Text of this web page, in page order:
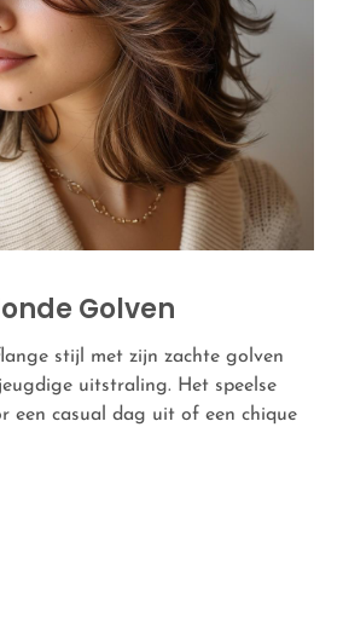
Golven
stijl met zijn zachte golven
uitstraling. Het speelse
een casual dag uit of een chique